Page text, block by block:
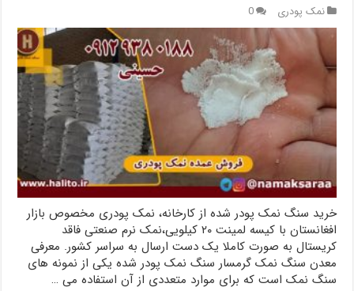
نمک پودری 0
خرید سنگ نمک پودر شده از کارخانه، نمک پودری مخصوص بازار
افغانستان با کیسه لمینت ۲۰ کیلویی،نمک نرم صنعتی فاقد
کریستال به صورت کاملا یک دست ارسال به سراسر کشور. معرفی
معدن سنگ نمک گرمسار سنگ نمک پودر شده یکی از نمونه های
سنگ نمک است که برای موارد متعددی از آن استفاده می …